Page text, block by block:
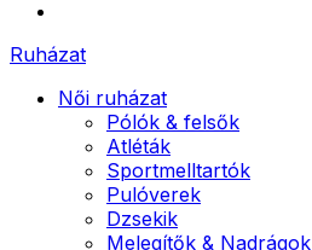
Ruházat
Női ruházat
Pólók & felsők
Atléták
Sportmelltartók
Pulóverek
Dzsekik
Melegítők & Nadrágok